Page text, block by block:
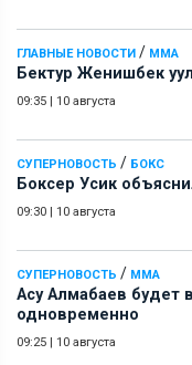
ГЛАВНЫЕ НОВОСТИ / ММА
Бектур Женишбек
09:35 | 10 августа
СУПЕРНОВОСТЬ / БОКС
Боксер Усик
09:30 | 10 августа
СУПЕРНОВОСТЬ / ММА
Асу Алмабаев будет
одновременно
09:25 | 10 августа